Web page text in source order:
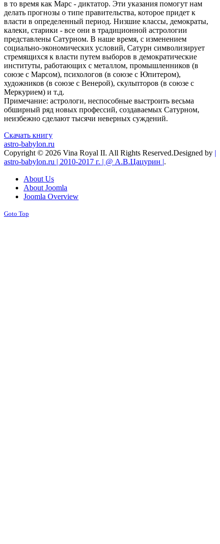
в то время как Марс - диктатор. Эти указания помогут нам
делать прогнозы о типе правительства, которое придет к
власти в определенный период. Низшие классы, демократы,
калеки, старики - все они в традиционной астрологии
представлены Сатурном. В наше время, с изменением
социально-экономических условий, Сатурн символизирует
стремящихся к власти путем выборов в демократические
институты, работающих с металлом, промышленников (в
союзе с Марсом), психологов (в союзе с Юпитером),
художников (в союзе с Венерой), скульпторов (в союзе с
Меркурием) и т.д.
Примечание: астрологи, неспособные выстроить весьма
обширный ряд новых профессий, создаваемых Сатурном,
неизбежно сделают тысячи неверных суждений.
Скачать книгу
astro-babylon.ru
Copyright © 2026 Vina Royal II. All Rights Reserved.Designed by |
astro-babylon.ru | 2010-2017 г. | @ А.В.Цацурин |.
About Us
About Joomla
Joomla Overview
Goto Top